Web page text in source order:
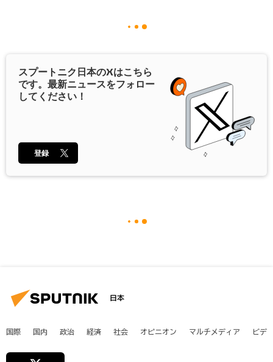
スプートニク日本のXはこちら
です。最新ニュースをフォロー
してください！
登録
日本
国際 国内 政治 経済 社会 オピニオン マルチメディア ビデ